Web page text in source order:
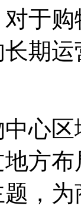
于
期
心
方
，